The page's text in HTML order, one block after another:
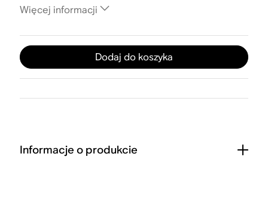
Więcej informacji
Dodaj do koszyka
Informacje o produkcie